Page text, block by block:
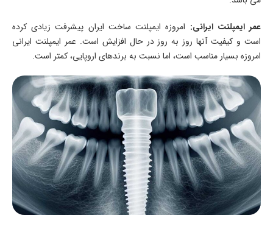
عمر ایمپلنت ایرانی: امروزه ایمپلنت‌ ساخت ایران پیشرفت زیادی کرده
است و کیفیت آنها روز به روز در حال افزایش است. عمر ایمپلنت ایرانی
امروزه بسیار مناسب است، اما نسبت به برندهای اروپایی، کمتر است.